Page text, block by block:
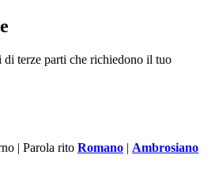
terze parti che richiedono il tuo
| Parola rito Romano | Ambrosiano